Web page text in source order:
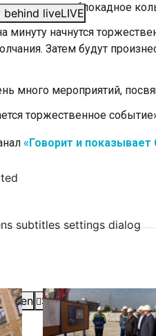
behind liveLIVE
subtitles settings dialog
Share
прорвавшим блокадное
минуту начнутся
Затем будут
много мероприятий,
торжественное
«Говорит и